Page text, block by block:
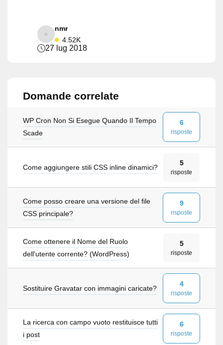
nmr
4.52K
27 lug 2018
Domande correlate
WP Cron Non Si Esegue Quando Il Tempo
Scade
6
risposte
Come aggiungere stili CSS inline dinamici?
5
risposte
Come posso creare una versione del file
CSS principale?
9
risposte
Come ottenere il Nome del Ruolo
dell'utente corrente? (WordPress)
5
risposte
Sostituire Gravatar con immagini caricate?
4
risposte
La ricerca con campo vuoto restituisce tutti
i post
6
risposte